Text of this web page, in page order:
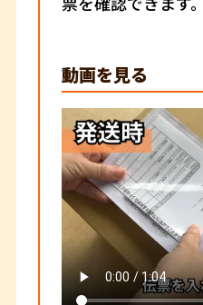
動画を見る